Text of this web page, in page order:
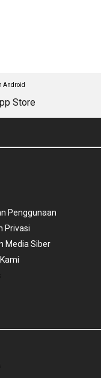
Android
Penggunaan
Privasi
Media Siber